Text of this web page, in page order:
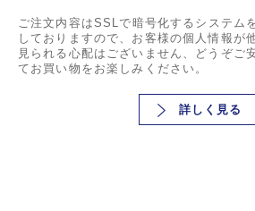
ご注文内容はSSLで暗号化するシステム
しておりますので、お客様の個人情報が
見られる心配はございません、どうぞご
てお買い物をお楽しみください。
詳しく見る